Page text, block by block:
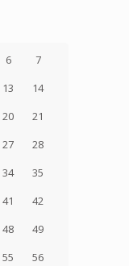
6
7
13
14
20
21
27
28
34
35
41
42
48
49
55
56